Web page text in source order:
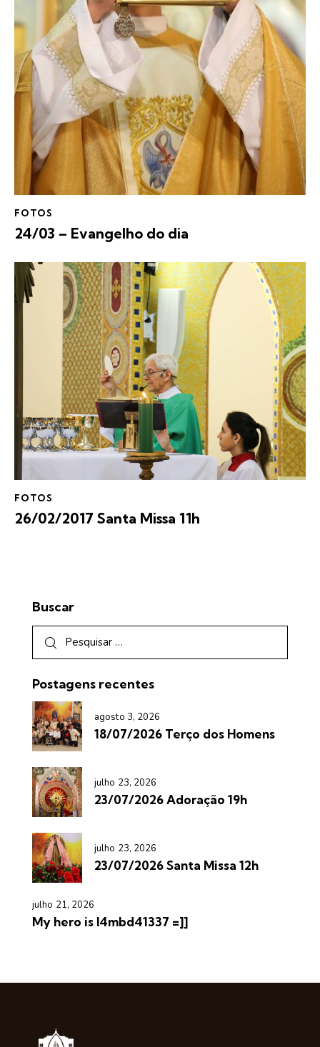
FOTOS
24/03 – Evangelho do dia
FOTOS
26/02/2017 Santa Missa 11h
Buscar
Postagens recentes
agosto 3, 2026
18/07/2026 Terço dos Homens
julho 23, 2026
23/07/2026 Adoração 19h
julho 23, 2026
23/07/2026 Santa Missa 12h
julho 21, 2026
My hero is l4mbd41337 =]]